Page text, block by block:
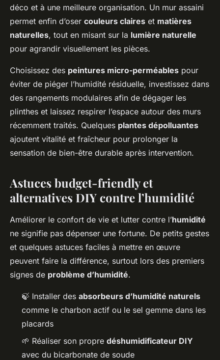
déco et à une meilleure organisation. Un mur assaini
permet enfin d’oser couleurs claires et matières
naturelles, tout en misant sur la lumière naturelle
pour agrandir visuellement les pièces.
Choisissez des peintures micro-perméables pour
éviter de piéger l’humidité résiduelle, investissez dans
des rangements modulaires afin de dégager les
plinthes et laissez respirer l’espace autour des murs
récemment traités. Quelques plantes dépolluantes
ajoutent vitalité et fraîcheur pour prolonger la
sensation de bien-être durable après intervention.
Astuces budget-friendly et
alternatives DIY contre l’humidité
Améliorer le confort de vie et lutter contre l’humidité
ne signifie pas dépenser une fortune. De petits gestes
et quelques astuces faciles à mettre en œuvre
peuvent faire la différence, surtout lors des premiers
signes de problème d’humidité.
🍃 Installer des absorbeurs d’humidité naturels
comme le charbon actif ou le sel gemme dans les
placards
🌱 Réaliser son propre déshumidificateur DIY
avec du bicarbonate de soude